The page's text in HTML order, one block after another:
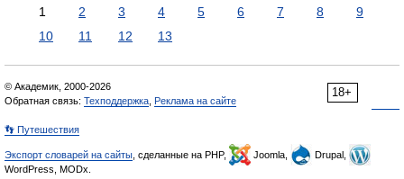
1 2 3 4 5 6 7 8
9
10
11 12 13
18+
© Академик, 2000-2026
Обратная связь: Техподдержка Реклама на сайте
👣 Путешествия
Экспорт словарей на сайты , сделанные на PHP, Joomla,
Drupal,
WordPress, MODx.